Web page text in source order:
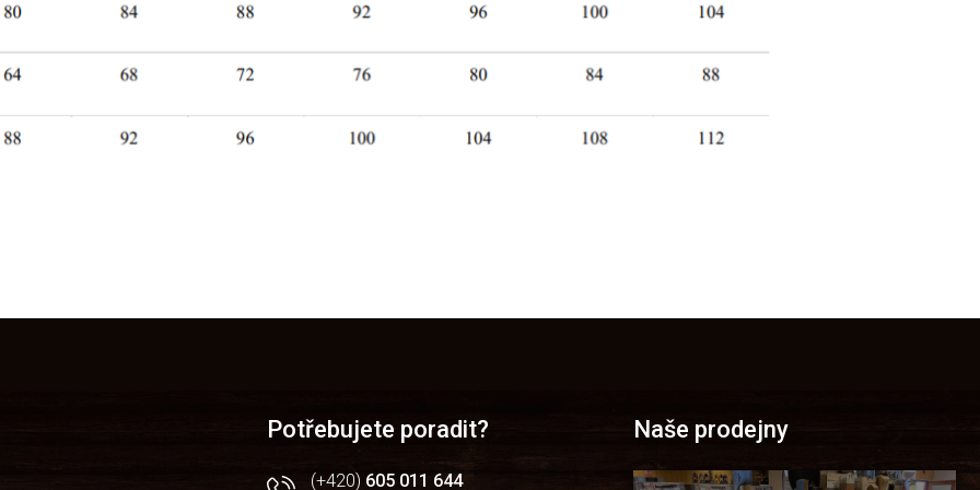
Potřebujete poradit?
(+420) 605 011 644
Naše prodejny